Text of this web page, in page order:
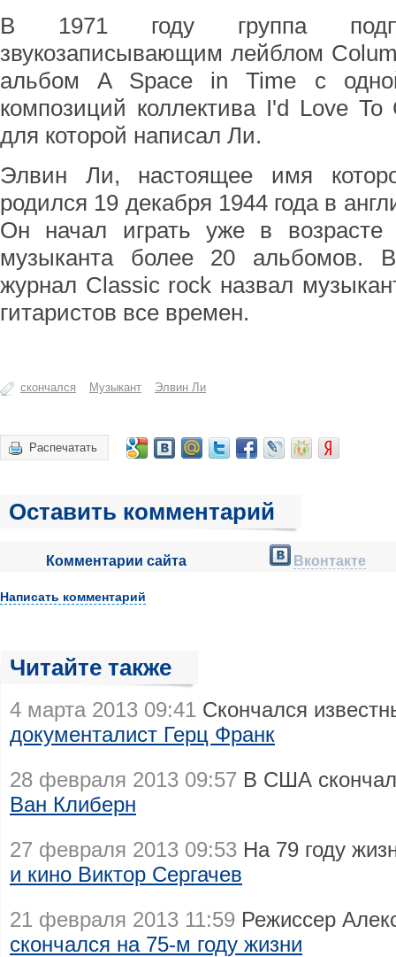
В 1971 году группа
звукозаписывающим лейблом
альбом A Space in Time с
композиций коллектива I'd Love
для которой написал Ли.
Элвин Ли, настоящее имя
родился 19 декабря 1944 года в
Он начал играть уже в возрасте
музыканта более 20 альбомов.
журнал Classic rock назвал
гитаристов все времен.
скончался Музыкант Элвин Ли
Распечатать
Оставить комментарий
Комментарии сайта Вконтакте
Написать комментарий
Читайте также
4 марта 2013 09:41 Скончался
документалист Герц Франк
28 февраля 2013 09:57 В США
Ван Клиберн
27 февраля 2013 09:53 На 79 году
и кино Виктор Сергачев
21 февраля 2013 11:59 Режиссер
скончался на 75-м году жизни